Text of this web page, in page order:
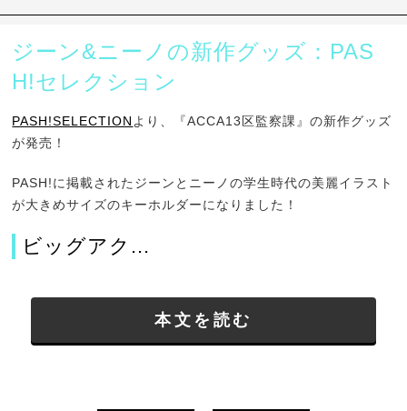
ジーン&ニーノの新作グッズ：PAS
H!セレクション
PASH!SELECTION より、『ACCA13区監察課』の新作グッズ
が発売！
PASH!に掲載されたジーンとニーノの学生時代の美麗イラスト
が大きめサイズのキーホルダーになりました！
ビッグアク...
本文を読む